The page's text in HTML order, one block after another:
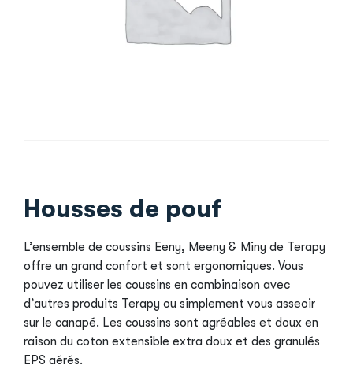
Housses de pouf
L’ensemble de coussins Eeny, Meeny & Miny de Terapy
offre un grand confort et sont ergonomiques. Vous
pouvez utiliser les coussins en combinaison avec
d’autres produits Terapy ou simplement vous asseoir
sur le canapé. Les coussins sont agréables et doux en
raison du coton extensible extra doux et des granulés
EPS aérés.